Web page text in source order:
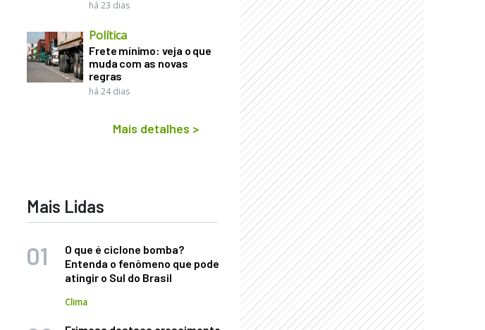
há 23 dias
Política
Frete mínimo: veja o que
muda com as novas
regras
há 24 dias
Mais detalhes >
Mais Lidas
O que é ciclone bomba?
Entenda o fenômeno que pode
atingir o Sul do Brasil
Clima